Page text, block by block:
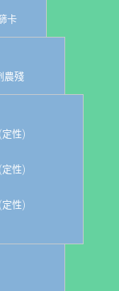
卡
農殘
性)
性)
性)